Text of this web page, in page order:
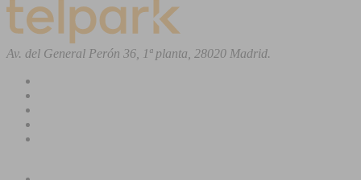
Av. del General Perón 36, 1ª planta, 28020 Madrid.